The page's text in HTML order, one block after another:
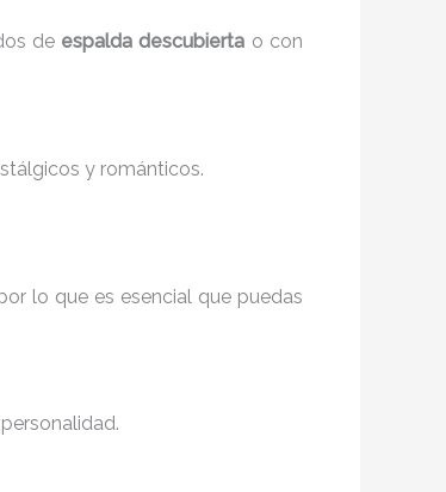
de espalda descubierta o con
y románticos.
lo que es esencial que puedas